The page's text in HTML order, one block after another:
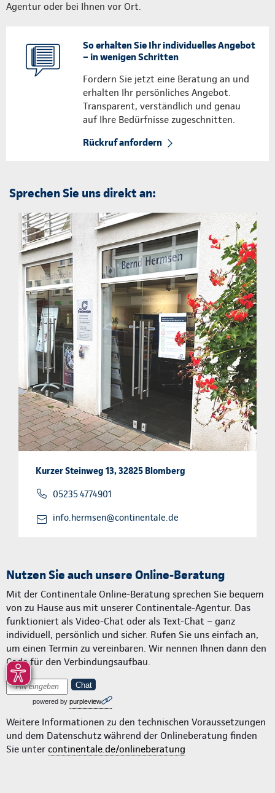
Agentur oder bei Ihnen vor Ort.
So erhalten Sie Ihr individuelles Angebot
– in wenigen Schritten
Fordern Sie jetzt eine Beratung an und
erhalten Ihr persönliches Angebot.
Transparent, verständlich und genau
auf Ihre Bedürfnisse zugeschnitten.
Rückruf anfordern
Sprechen Sie uns direkt an:
Kurzer Steinweg 13, 32825 Blomberg
05235 4774901
info.hermsen@continentale.de
Nutzen Sie auch unsere Online-Beratung
Mit der Continentale Online-Beratung sprechen Sie bequem
von zu Hause aus mit unserer Continentale-Agentur. Das
funktioniert als Video-Chat oder als Text-Chat – ganz
individuell, persönlich und sicher. Rufen Sie uns einfach an,
um einen Termin zu vereinbaren. Wir nennen Ihnen dann den
Code für den Verbindungsaufbau.
Chat
powered by purpleview
Weitere Informationen zu den technischen Voraussetzungen
und dem Datenschutz während der Onlineberatung finden
Sie unter continentale.de/onlineberatung